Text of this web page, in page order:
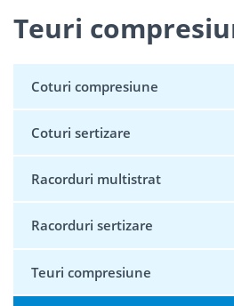
Teuri
Coturi compresiune
Coturi sertizare
Racorduri multistrat
Racorduri sertizare
Teuri compresiune